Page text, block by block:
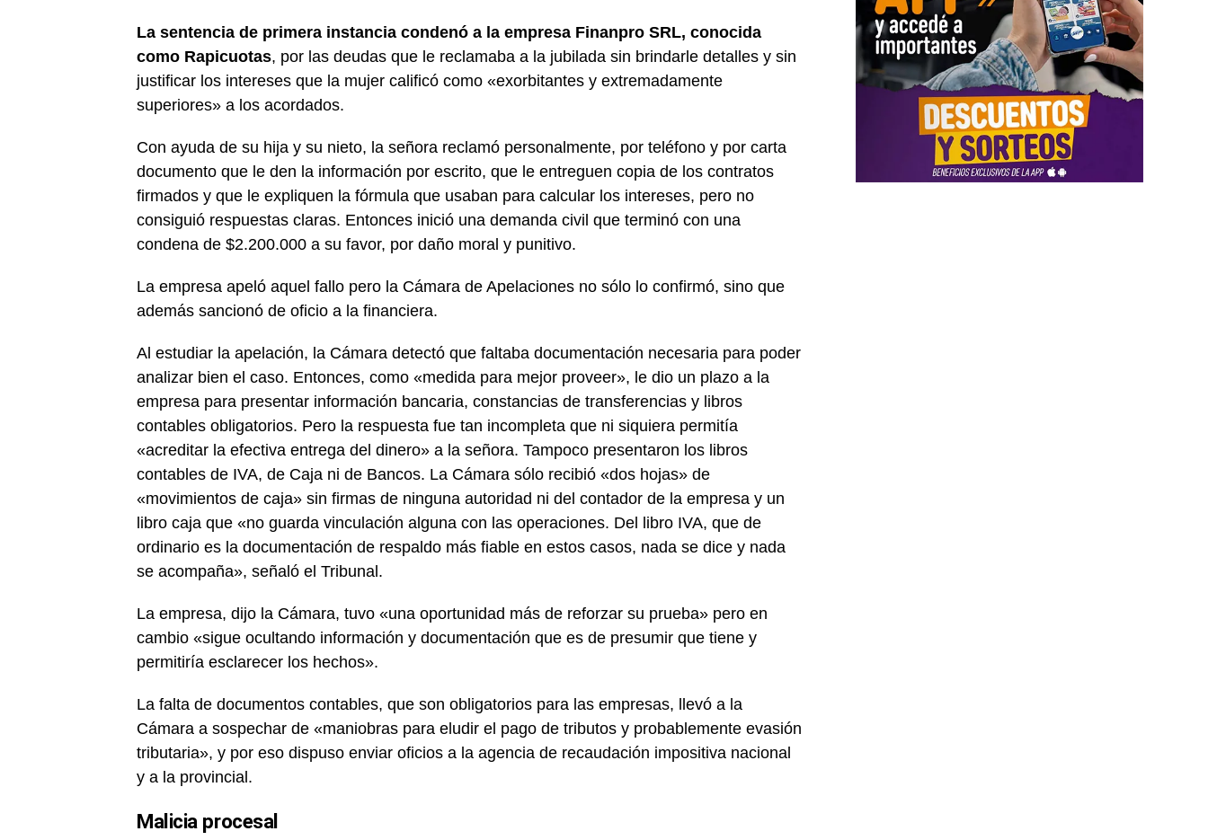
La sentencia de primera instancia condenó a la empresa Finanpro SRL, conocida
como Rapicuotas, por las deudas que le reclamaba a la jubilada sin brindarle detalles y sin
justificar los intereses que la mujer calificó como «exorbitantes y extremadamente
superiores» a los acordados.
Con ayuda de su hija y su nieto, la señora reclamó personalmente, por teléfono y por carta
documento que le den la información por escrito, que le entreguen copia de los contratos
firmados y que le expliquen la fórmula que usaban para calcular los intereses, pero no
consiguió respuestas claras. Entonces inició una demanda civil que terminó con una
condena de $2.200.000 a su favor, por daño moral y punitivo.
La empresa apeló aquel fallo pero la Cámara de Apelaciones no sólo lo confirmó, sino que
además sancionó de oficio a la financiera.
Al estudiar la apelación, la Cámara detectó que faltaba documentación necesaria para poder
analizar bien el caso. Entonces, como «medida para mejor proveer», le dio un plazo a la
empresa para presentar información bancaria, constancias de transferencias y libros
contables obligatorios. Pero la respuesta fue tan incompleta que ni siquiera permitía
«acreditar la efectiva entrega del dinero» a la señora. Tampoco presentaron los libros
contables de IVA, de Caja ni de Bancos. La Cámara sólo recibió «dos hojas» de
«movimientos de caja» sin firmas de ninguna autoridad ni del contador de la empresa y un
libro caja que «no guarda vinculación alguna con las operaciones. Del libro IVA, que de
ordinario es la documentación de respaldo más fiable en estos casos, nada se dice y nada
se acompaña», señaló el Tribunal.
La empresa, dijo la Cámara, tuvo «una oportunidad más de reforzar su prueba» pero en
cambio «sigue ocultando información y documentación que es de presumir que tiene y
permitiría esclarecer los hechos».
La falta de documentos contables, que son obligatorios para las empresas, llevó a la
Cámara a sospechar de «maniobras para eludir el pago de tributos y probablemente evasión
tributaria», y por eso dispuso enviar oficios a la agencia de recaudación impositiva nacional
y a la provincial.
Malicia procesal